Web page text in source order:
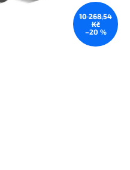
10 268,54
Kč
–20 %